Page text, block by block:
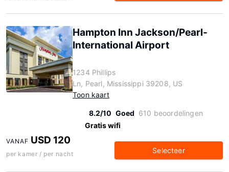
Hampton Inn Jackson/Pearl-
International Airport
1234 Phillips
Ln, Pearl, Mississippi 39208, US
Toon kaart
8.2/10 Goed 610 beoordelingen
Gratis wifi
VANAF USD 120
per kamer / per nacht Selecteer